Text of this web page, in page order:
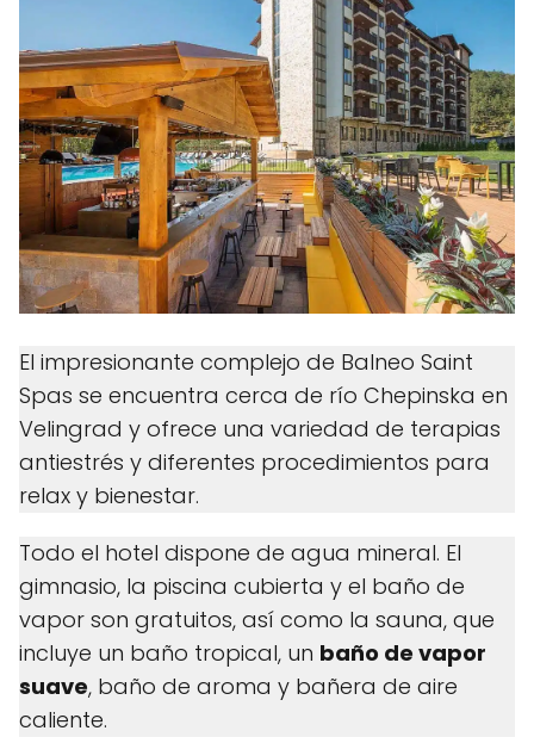
El impresionante complejo de Balneo Saint
Spas se encuentra cerca de río Chepinska en
Velingrad y ofrece una variedad de terapias
antiestrés y diferentes procedimientos para
relax y bienestar.
Todo el hotel dispone de agua mineral. El
gimnasio, la piscina cubierta y el baño de
vapor son gratuitos, así como la sauna, que
incluye un baño tropical, un baño de vapor
suave, baño de aroma y bañera de aire
caliente.